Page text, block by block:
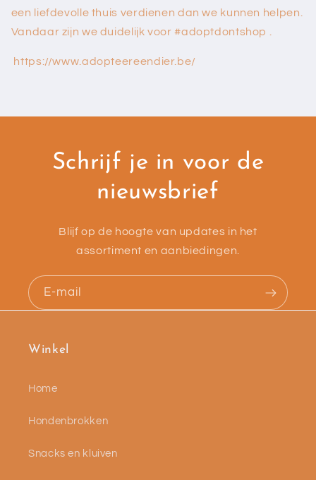
een liefdevolle thuis verdienen dan we kunnen helpen.
Vandaar zijn we duidelijk voor #adoptdontshop .
https://www.adopteereendier.be/
Schrijf je in voor de
nieuwsbrief
Blijf op de hoogte van updates in het
assortiment en aanbiedingen.
E‑mail
Winkel
Home
Hondenbrokken
Snacks en kluiven